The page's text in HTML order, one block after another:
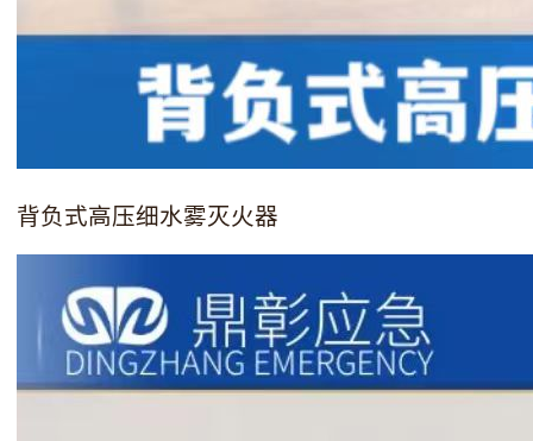
背负式高压细水雾灭火器